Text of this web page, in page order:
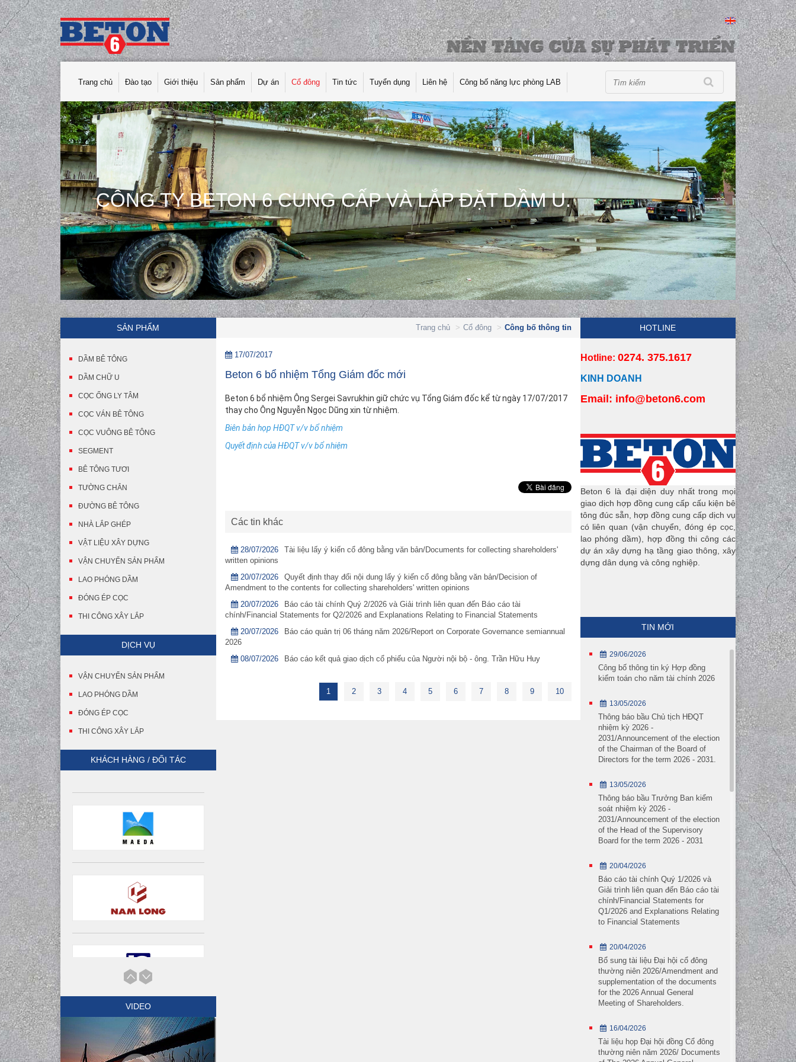
Trang chủ Đào tạo Giới thiệu Sản phẩm Dự án Cổ đông Tin tức Tuyển dụng Liên hệ Công bố năng lực phòng LAB
CÔNG TY BETON 6 CUNG CẤP VÀ LẮP ĐẶT DẦM U.
SẢN PHẨM
DẦM BÊ TÔNG
DẦM CHỮ U
CỌC ỐNG LY TÂM
CỌC VÁN BÊ TÔNG
CỌC VUÔNG BÊ TÔNG
SEGMENT
BÊ TÔNG TƯƠI
TƯỜNG CHẮN
ĐƯỜNG BÊ TÔNG
NHÀ LẮP GHÉP
VẬT LIỆU XÂY DỰNG
VẬN CHUYỂN SẢN PHẨM
LAO PHÓNG DẦM
ĐÓNG ÉP CỌC
THI CÔNG XÂY LẮP
DỊCH VỤ
VẬN CHUYỂN SẢN PHẨM
LAO PHÓNG DẦM
ĐÓNG ÉP CỌC
THI CÔNG XÂY LẮP
KHÁCH HÀNG / ĐỐI TÁC
VIDEO
Trang chủ Cổ đông Công bố thông tin
17/07/2017
Beton 6 bổ nhiệm Tổng Giám đốc mới
Beton 6 bổ nhiệm Ông Sergei Savrukhin giữ chức vụ Tổng Giám đốc kể từ ngày 17/07/2017
thay cho Ông Nguyễn Ngọc Dũng xin từ nhiệm.
Biên bản họp HĐQT v/v bổ nhiệm
Quyết định của HĐQT v/v bổ nhiệm
Các tin khác
28/07/2026
Tài liệu lấy ý kiến cổ đông bằng văn bản/Documents for collecting shareholders'
written opinions
20/07/2026
Quyết định thay đổi nội dung lấy ý kiến cổ đông bằng văn bản/Decision of
Amendment to the contents for collecting shareholders' written opinions
20/07/2026
Báo cáo tài chính Quý 2/2026 và Giải trình liên quan đến Báo cáo tài
chính/Financial Statements for Q2/2026 and Explanations Relating to Financial Statements
20/07/2026
Báo cáo quản trị 06 tháng năm 2026/Report on Corporate Governance semiannual
2026
08/07/2026
Báo cáo kết quả giao dịch cổ phiếu của Người nội bộ - ông. Trần Hữu Huy
1 2 3 4 5 6 7 8 9 10
HOTLINE
Hotline: 0274. 375.1617
KINH DOANH
Email: info@beton6.com
Beton 6 là đại diện duy nhất trong mọi
giao dịch hợp đồng cung cấp cấu kiện bê
tông đúc sẵn, hợp đồng cung cấp dịch vụ
có liên quan (vận chuyển, đóng ép cọc,
lao phóng dầm), hợp đồng thi công các
dự án xây dựng hạ tầng giao thông, xây
dựng dân dụng và công nghiệp.
TIN MỚI
29/06/2026
Công bố thông tin ký Hợp đồng
kiểm toán cho năm tài chính 2026
13/05/2026
Thông báo bầu Chủ tịch HĐQT
nhiệm kỳ 2026 -
2031/Announcement of the election
of the Chairman of the Board of
Directors for the term 2026 - 2031.
13/05/2026
Thông báo bầu Trưởng Ban kiểm
soát nhiệm kỳ 2026 -
2031/Announcement of the election
of the Head of the Supervisory
Board for the term 2026 - 2031
20/04/2026
Báo cáo tài chính Quý 1/2026 và
Giải trình liên quan đến Báo cáo tài
chính/Financial Statements for
Q1/2026 and Explanations Relating
to Financial Statements
20/04/2026
Bổ sung tài liệu Đại hội cổ đông
thường niên 2026/Amendment and
supplementation of the documents
for the 2026 Annual General
Meeting of Shareholders.
16/04/2026
Tài liệu họp Đại hội đồng Cổ đông
thường niên năm 2026/ Documents
Dầm bê tông
Dầm chữ U
Cọc ống ly tâm
Cọc ván bê tông
Cọc vuông bê tông
Segment
Hồ sơ doanh nghiệp